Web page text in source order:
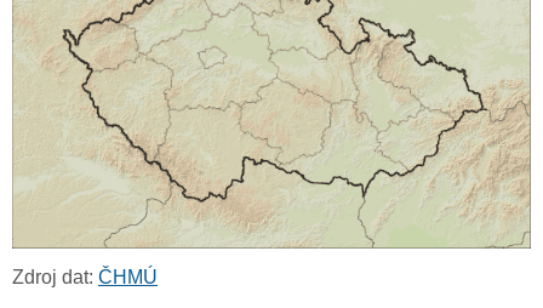
Zdroj dat: ČHMÚ